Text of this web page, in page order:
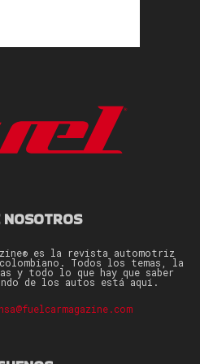
NOSOTROS
es la revista automotriz
Todos los temas, la
y todo lo que hay que saber
de los autos está aquí.